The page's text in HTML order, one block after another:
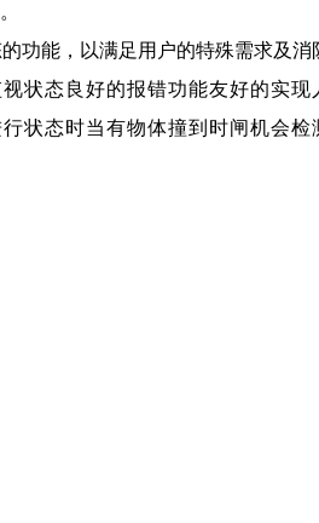
功能，以满足用户的特殊需求及消
状态良好的报错功能友好的实现
状态时当有物体撞到时闸机会